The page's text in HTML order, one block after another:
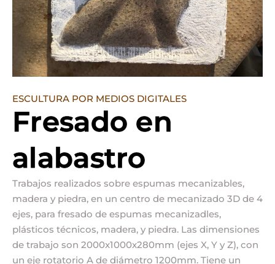
ESCULTURA POR MEDIOS DIGITALES
Fresado en
alabastro
Trabajos realizados sobre espumas mecanizables,
madera y piedra, en un centro de mecanizado 3D de 4
ejes, para fresado de espumas mecanizadles,
plásticos técnicos, madera, y piedra. Las dimensiones
de trabajo son 2000x1000x280mm (ejes X, Y y Z), con
un eje rotatorio A de diámetro 1200mm. Tiene un